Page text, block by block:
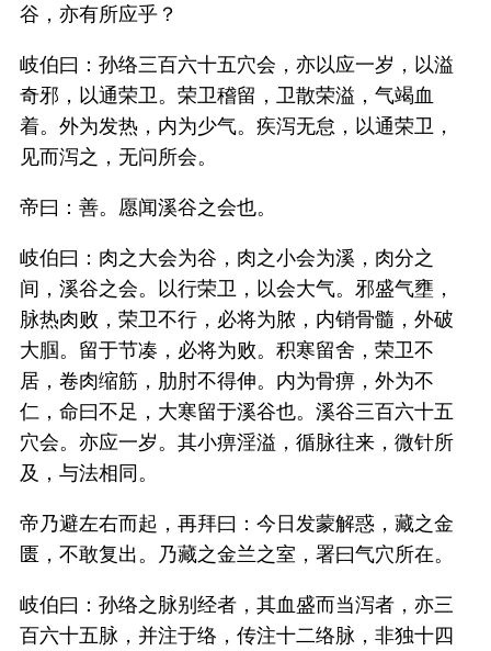
谷，亦有所应乎？
岐伯曰：孙络三百六十五穴会，亦以应一岁，以溢
奇邪，以通荣卫。荣卫稽留，卫散荣溢，气竭血
着。外为发热，内为少气。疾泻无怠，以通荣卫，
见而泻之，无问所会。
帝曰：善。愿闻溪谷之会也。
岐伯曰：肉之大会为谷，肉之小会为溪，肉分之
间，溪谷之会。以行荣卫，以会大气。邪盛气壅，
脉热肉败，荣卫不行，必将为脓，内销骨髓，外破
大腘。留于节凑，必将为败。积寒留舍，荣卫不
居，卷肉缩筋，肋肘不得伸。内为骨痹，外为不
仁，命曰不足，大寒留于溪谷也。溪谷三百六十五
穴会。亦应一岁。其小痹淫溢，循脉往来，微针所
及，与法相同。
帝乃避左右而起，再拜曰：今日发蒙解惑，藏之金
匮，不敢复出。乃藏之金兰之室，署曰气穴所在。
岐伯曰：孙络之脉别经者，其血盛而当泻者，亦三
百六十五脉，并注于络，传注十二络脉，非独十四